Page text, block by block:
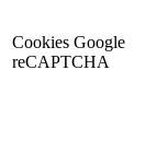
Cookies Google
reCAPTCHA